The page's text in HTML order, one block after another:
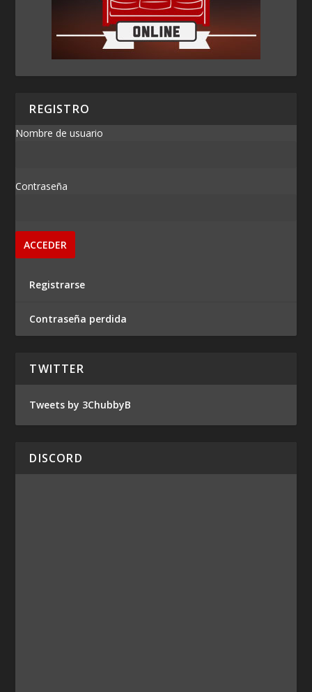
REGISTRO
Nombre de usuario
Contraseña
Registrarse
Contraseña perdida
TWITTER
Tweets by 3ChubbyB
DISCORD